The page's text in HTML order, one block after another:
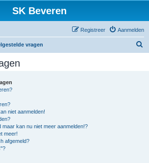
SK Beveren
Aanmelden
Registreer
vragen
niet aanmelden!
maar kan nu niet meer aanmelden!?
meer!
afgemeld?